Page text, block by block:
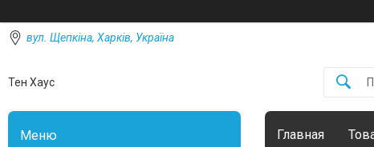
вул. Щепкіна, Харків, Україна
Тен Хаус
Главная